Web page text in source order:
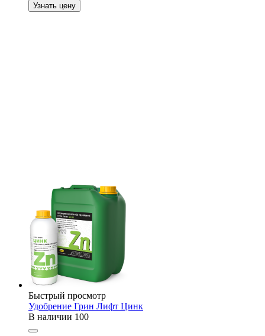
Узнать цену
Быстрый просмотр
Удобрение Грин Лифт Цинк
В наличии 100